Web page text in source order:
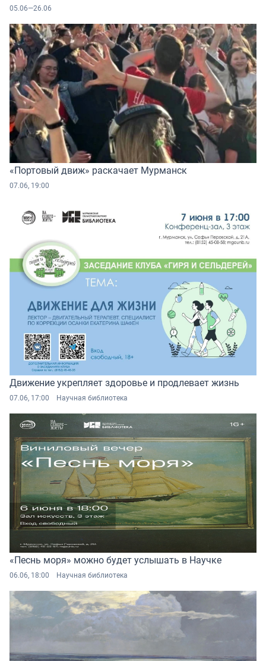
05.06—26.06
«Портовый движ» раскачает Мурманск
07.06, 19:00
Движение укрепляет здоровье и продлевает жизнь
07.06, 17:00 Научная библиотека
«Песнь моря» можно будет услышать в Научке
06.06, 18:00 Научная библиотека